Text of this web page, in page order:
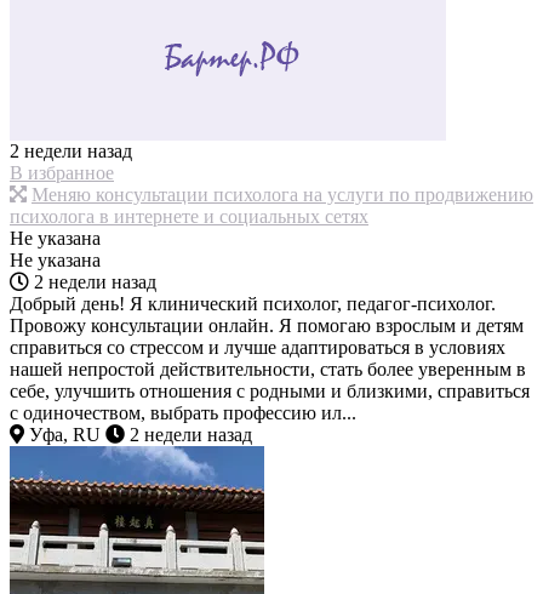
2 недели назад
В избранное
Меняю консультации психолога на услуги по продвижению
психолога в интернете и социальных сетях
Не указана
Не указана
2 недели назад
Добрый день! Я клинический психолог, педагог-психолог.
Провожу консультации онлайн. Я помогаю взрослым и детям
справиться со стрессом и лучше адаптироваться в условиях
нашей непростой действительности, стать более уверенным в
себе, улучшить отношения с родными и близкими, справиться
с одиночеством, выбрать профессию ил...
Уфа, RU
2 недели назад